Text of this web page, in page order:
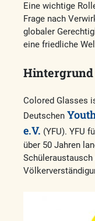
Eine wichtige
Frage nach
globaler
eine friedliche
Hintergrund
Colored Glasses
Deutschen
e.V. (YFU). YFU
über 50 Jahren